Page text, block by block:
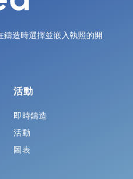
造時選擇並嵌入執照的開
活動
即時鑄造
活動
圖表